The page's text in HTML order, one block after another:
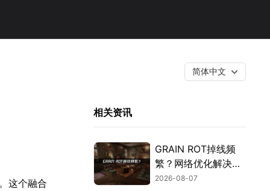
简体中文
这个融合
相关资讯
GRAIN ROT掉线频
繁？网络优化解决指
南！
2026-08-07